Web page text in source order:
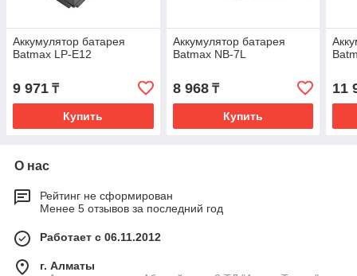
Аккумулятор батарея
Batmax LP-E12
9 971 ₸
Купить
Аккумулятор батарея
Batmax NB-7L
8 968₸
Купить
11
О нас
Рейтинг не сформирован
Менее 5 отзывов за последний год
Работает с 06.11.2012
г. Алматы